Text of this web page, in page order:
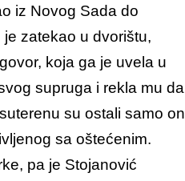
iz Novog Sada do
zatekao u dvorištu,
koja ga je uvela u
supruga i rekla mu da
su ostali samo on
sa oštećenim.
pa je Stojanović